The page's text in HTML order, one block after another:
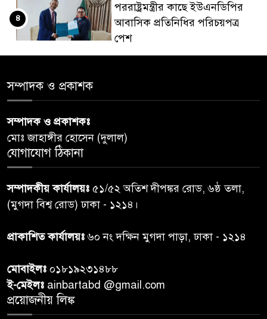
পররাষ্ট্রমন্ত্রীর কা‌ছে ইউএনডিপির
আবাসিক প্রতিনিধির পরিচয়পত্র
পেশ
৪
৫
ঝড়বৃষ্টির পূর্বাভাস
৬
অনুশ্রীর, মিলল হারমোনিয়াম
উপহার
৭
২০ আগস্ট রাষ্ট্রপতি নির্বাচন,
বান্দরবান বিজিবি সেক্টর সদর দপ্তর
৯
সম্পাদক ও প্রকাশক
সম্পাদক ও প্রকাশকঃ
মোঃ জাহাঙ্গীর হোসেন (দুলাল)
যোগাযোগ ঠিকানা
সম্পাদকীয় কার্যালয়ঃ ৫১/৫২ অতিশ দীপঙ্কর রোড, ৬ষ্ঠ তলা,
(মুগদা বিশ্ব রোড) ঢাকা - ১২১৪।
প্রাকাশিত কার্যালয়ঃ৬০ নং দক্ষিন মুগদা পাড়া, ঢাকা - ১২১৪
মোবাইলঃ ০১৮১৯২৩১৪৮৮
ই-মেইলঃ ainbartabd @gmail.com
প্রয়োজনীয় লিঙ্ক